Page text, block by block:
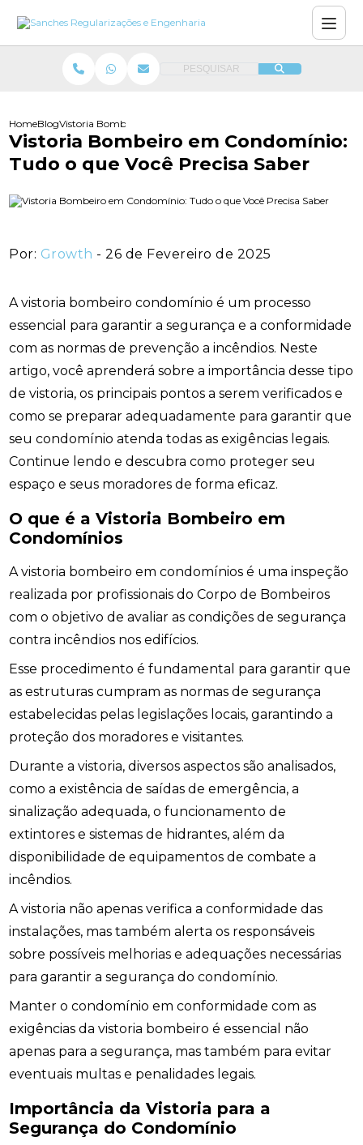
PESQUISAR
HomeBlogVistoria Bombeiro em Condomínio: Tudo o que Você Precisa
Vistoria Bombeiro em Condomínio:
Tudo o que Você Precisa Saber
Por: Growth - 26 de Fevereiro de 2025
A vistoria bombeiro condomínio é um processo
essencial para garantir a segurança e a conformidade
com as normas de prevenção a incêndios. Neste
artigo, você aprenderá sobre a importância desse tipo
de vistoria, os principais pontos a serem verificados e
como se preparar adequadamente para garantir que
seu condomínio atenda todas as exigências legais.
Continue lendo e descubra como proteger seu
espaço e seus moradores de forma eficaz.
O que é a Vistoria Bombeiro em
Condomínios
A vistoria bombeiro em condomínios é uma inspeção
realizada por profissionais do Corpo de Bombeiros
com o objetivo de avaliar as condições de segurança
contra incêndios nos edifícios.
Esse procedimento é fundamental para garantir que
as estruturas cumpram as normas de segurança
estabelecidas pelas legislações locais, garantindo a
proteção dos moradores e visitantes.
Durante a vistoria, diversos aspectos são analisados,
como a existência de saídas de emergência, a
sinalização adequada, o funcionamento de
extintores e sistemas de hidrantes, além da
disponibilidade de equipamentos de combate a
incêndios.
A vistoria não apenas verifica a conformidade das
instalações, mas também alerta os responsáveis
sobre possíveis melhorias e adequações necessárias
para garantir a segurança do condomínio.
Manter o condomínio em conformidade com as
exigências da vistoria bombeiro é essencial não
apenas para a segurança, mas também para evitar
eventuais multas e penalidades legais.
Importância da Vistoria para a
Segurança do Condomínio